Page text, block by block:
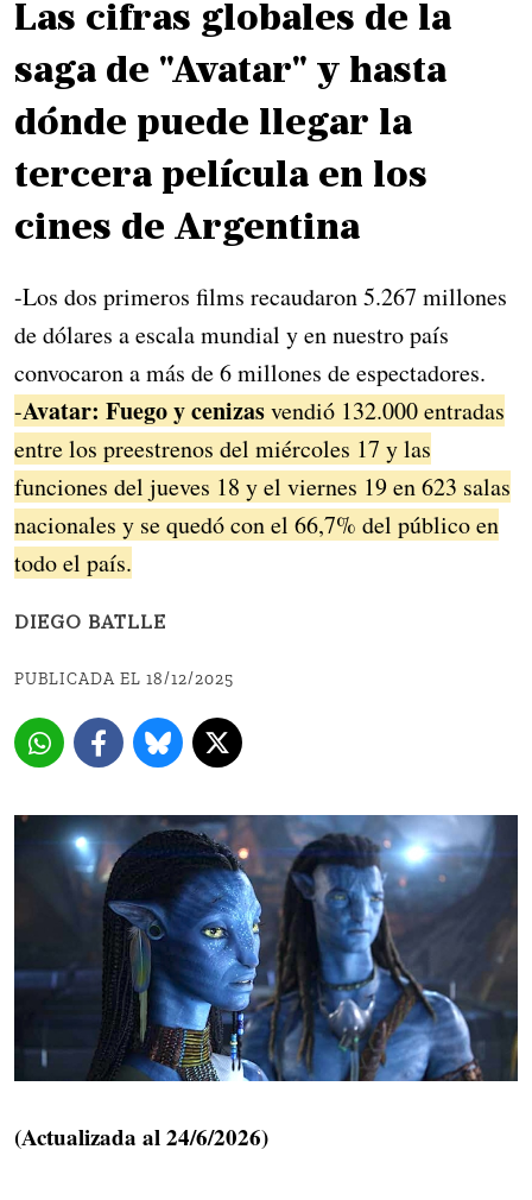
Las cifras globales de la
saga de "Avatar" y hasta
dónde puede llegar la
tercera película en los
cines de Argentina
-Los dos primeros films recaudaron 5.267 millones
de dólares a escala mundial y en nuestro país
convocaron a más de 6 millones de espectadores.
-Avatar: Fuego y cenizasvendió 132.000 entradas
entre los preestrenos del miércoles 17 y las
funciones del jueves 18 y el viernes 19 en 623 salas
nacionales y se quedó con el 66,7% del público en
todo el país.
DIEGO BATLLE
PUBLICADA EL 18/12/2025
(Actualizada al 24/6/2026)